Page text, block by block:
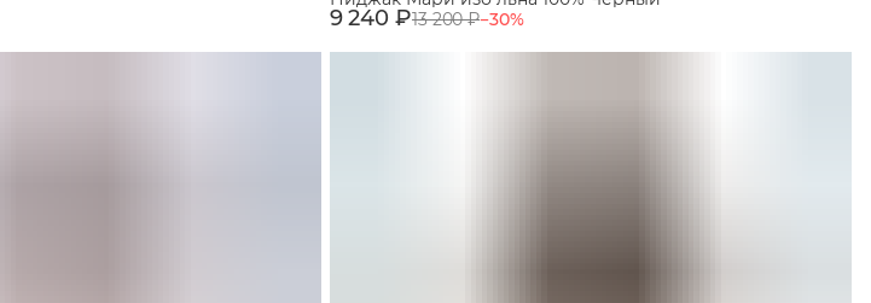
9 240 ₽13 200 ₽−30%